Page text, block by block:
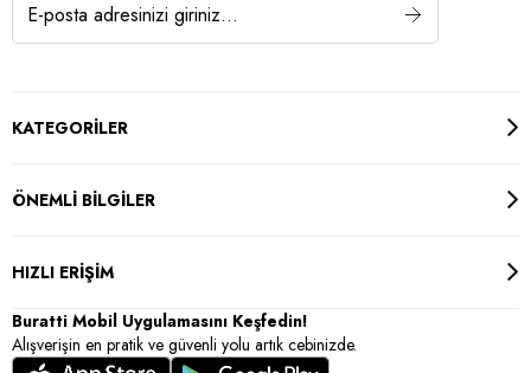
KATEGORİLER
ÖNEMLİ BİLGİLER
HIZLI ERİŞİM
Buratti Mobil Uygulamasını Keşfedin!
Alışverişin en pratik ve güvenli yolu artık cebinizde.